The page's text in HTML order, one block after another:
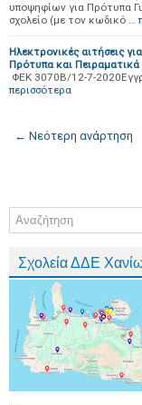
υποψηφίων για Πρότυπα
σχολείο (με τον κωδικό …
Ηλεκτρονικές αιτήσεις
Πρότυπα και Πειραματικά
ΦΕΚ 3070Β/12-7-
περισσότερα
← Νεότερη ανάρτηση
Σχολεία ΔΔΕ